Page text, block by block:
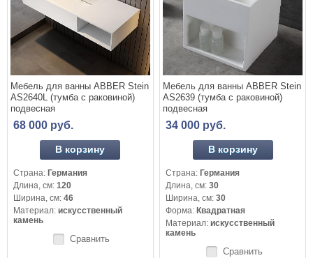
Мебель для ванны ABBER Stein
AS2640L (тумба с раковиной)
подвесная
68 000 руб.
В корзину
Страна:Германия
Длина, см:120
Ширина, см:46
Материал:искусственный
камень
Сравнить
Мебель для ванны ABBER Stein
AS2639 (тумба с раковиной)
подвесная
34 000 руб.
В корзину
Страна:Германия
Длина, см:30
Ширина, см:30
Форма:Квадратная
Материал:искусственный
камень
Сравнить